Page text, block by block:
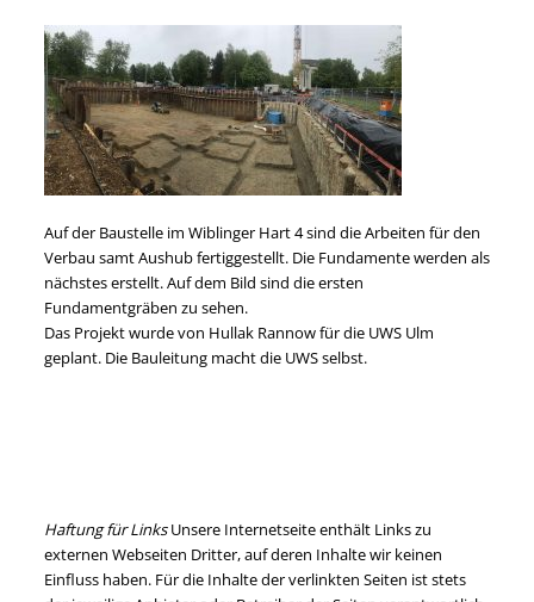
Auf der Baustelle im Wiblinger Hart 4 sind die Arbeiten für den
Verbau samt Aushub fertiggestellt. Die Fundamente werden als
nächstes erstellt. Auf dem Bild sind die ersten
Fundamentgräben zu sehen.
Das Projekt wurde von Hullak Rannow für die UWS Ulm
geplant. Die Bauleitung macht die UWS selbst.
Haftung für LinksUnsere Internetseite enthält Links zu
externen Webseiten Dritter, auf deren Inhalte wir keinen
Einfluss haben. Für die Inhalte der verlinkten Seiten ist stets